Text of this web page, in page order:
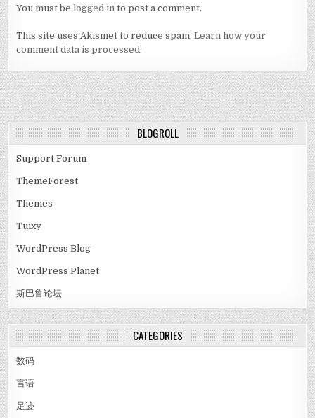
You must belogged in to post a comment.
This site uses Akismet to reduce spam.Learn how your
comment data is processed.
BLOGROLL
Support Forum
ThemeForest
Themes
Tuixy
WordPress Blog
WordPress Planet
斯巴鲁论坛
CATEGORIES
数码
言语
足迹